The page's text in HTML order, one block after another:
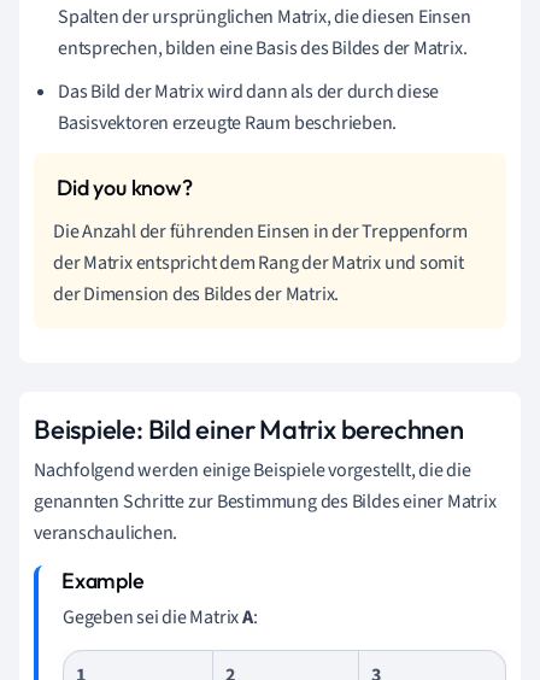
Spalten der ursprünglichen Matrix, die diesen Einsen
entsprechen, bilden eine Basis des Bildes der Matrix.
Das Bild der Matrix wird dann als der durch diese
Basisvektoren erzeugte Raum beschrieben.
Die Anzahl der führenden Einsen in der Treppenform
der Matrix entspricht dem Rang der Matrix und somit
der Dimension des Bildes der Matrix.
Beispiele: Bild einer Matrix berechnen
Nachfolgend werden einige Beispiele vorgestellt, die die
genannten Schritte zur Bestimmung des Bildes einer Matrix
veranschaulichen.
Gegeben sei die MatrixA:
1 2
3